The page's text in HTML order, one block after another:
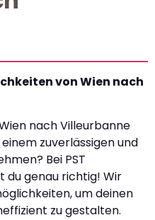
von Wien nach
nach Villeurbanne
zuverlässigen und
Bei PST
du genau richtig! Wir
um deinen
zu gestalten.